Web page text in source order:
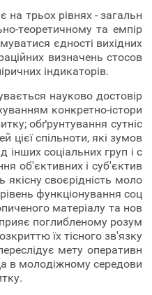
на трьох рівнях - загальн
теоретичному та емпір
єдності вихідних
визначень стосов
індикаторів.
науково достовір
конкретно-істори
обґрунтування сутніс
цієї спільноти, які зумов
інших соціальних груп і с
об'єктивних і суб'єктив
своєрідність моло
функціонування соц
матеріалу та нов
поглибленому розум
їх тісного зв'язку
мету оперативн
в молодіжному середови